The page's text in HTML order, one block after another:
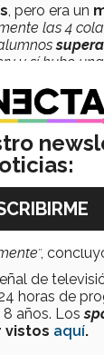
, pero era un
las 4
y sí hubo una
del Tec,
existen en
explorar un
de la
art, como
menciona
”,
de
horas de
8 años. Los
vistos aquí.